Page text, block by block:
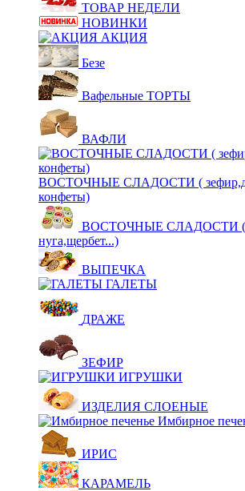
ТОВАР НЕДЕЛИ
НОВИНКИ
АКЦИЯ
Безе
Вафельные ТОРТЫ
ВАФЛИ
ВОСТОЧНЫЕ СЛАДОСТИ (
конфеты)
ВОСТОЧНЫЕ СЛАДОСТИ
нуга,щербет...)
ВЫПЕЧКА
ГАЛЕТЫ
ДРАЖЕ
ЗЕФИР
ИГРУШКИ
ИЗДЕЛИЯ СЛОЕНЫЕ
Имбирное
ИРИС
КАРАМЕЛЬ